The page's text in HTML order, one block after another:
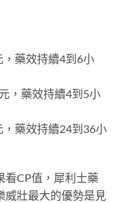
藥效持續4到6小
，藥效持續4到5小
藥效持續24到36小
看CP值，犀利士藥
威壯最大的優勢是見